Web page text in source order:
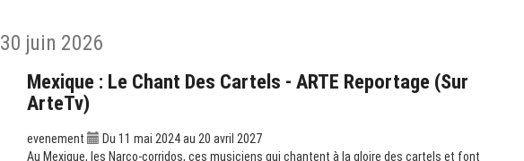
30 juin 2026
Mexique : Le Chant Des Cartels - ARTE Reportage (sur
ArteTv)
evenement
Du 11 mai 2024 au 20 avril 2027
Au Mexique, les Narco-corridos, ces musiciens qui chantent à la gloire des cartels et font